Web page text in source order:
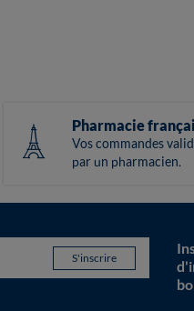
Pharmacie
Vos commandes
par un pharmacien.